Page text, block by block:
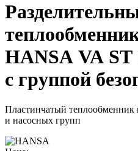
HANSA VA ST
с группой
Пластинчатый теплообменник
и насосных групп